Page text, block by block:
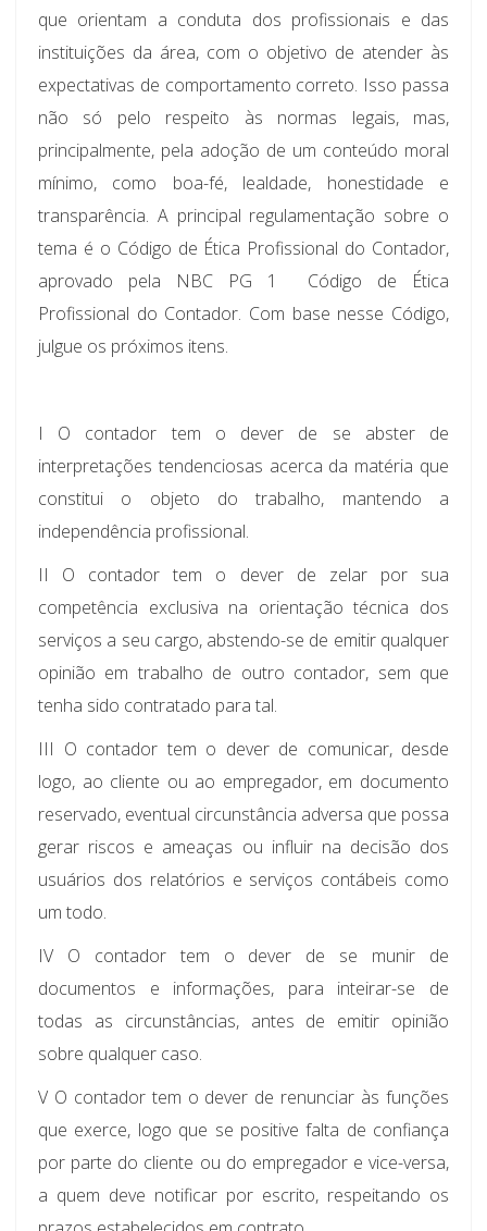
que orientam a conduta dos profissionais e das
instituições da área, com o objetivo de atender às
expectativas de comportamento correto. Isso passa
não só pelo respeito às normas legais, mas,
principalmente, pela adoção de um conteúdo moral
mínimo, como boa-fé, lealdade, honestidade e
transparência. A principal regulamentação sobre o
tema é o Código de Ética Profissional do Contador,
aprovado pela NBC PG 1  Código de Ética
Profissional do Contador. Com base nesse Código,
julgue os próximos itens.
I O contador tem o dever de se abster de
interpretações tendenciosas acerca da matéria que
constitui o objeto do trabalho, mantendo a
independência profissional.
II O contador tem o dever de zelar por sua
competência exclusiva na orientação técnica dos
serviços a seu cargo, abstendo-se de emitir qualquer
opinião em trabalho de outro contador, sem que
tenha sido contratado para tal.
III O contador tem o dever de comunicar, desde
logo, ao cliente ou ao empregador, em documento
reservado, eventual circunstância adversa que possa
gerar riscos e ameaças ou influir na decisão dos
usuários dos relatórios e serviços contábeis como
um todo.
IV O contador tem o dever de se munir de
documentos e informações, para inteirar-se de
todas as circunstâncias, antes de emitir opinião
sobre qualquer caso.
V O contador tem o dever de renunciar às funções
que exerce, logo que se positive falta de confiança
por parte do cliente ou do empregador e vice-versa,
a quem deve notificar por escrito, respeitando os